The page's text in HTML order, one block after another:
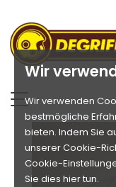
Wir
Wir verwenden
bestmögliche
bieten. Indem Sie
unserer Cookie-
Cookie-
Sie dies hier tun.